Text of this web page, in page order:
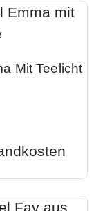
Mit Teelicht